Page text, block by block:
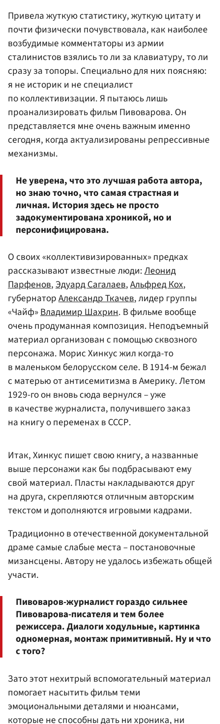
Привела жуткую статистику, жуткую цитату и
почти физически почувствовала, как наиболее
возбудимые комментаторы из армии
сталинистов взялись то ли за клавиатуру, то ли
сразу за топоры. Специально для них поясняю:
я не историк и не специалист
по коллективизации. Я пытаюсь лишь
проанализировать фильм Пивоварова. Он
представляется мне очень важным именно
сегодня, когда актуализированы репрессивные
механизмы.
Не уверена, что это лучшая работа автора,
но знаю точно, что самая страстная и
личная. История здесь не просто
задокументирована хроникой, но и
персонифицирована.
О своих «коллективизированных» предках
рассказывают известные люди:Леонид
Парфенов,Эдуард Сагалаев,Альфред Кох,
губернаторАлександр Ткачев, лидер группы
«Чайф»Владимир Шахрин. В фильме вообще
очень продуманная композиция. Неподъемный
материал организован с помощью сквозного
персонажа. Морис Хинкус жил когда-то
в маленьком белорусском селе. В 1914-м бежал
с матерью от антисемитизма в Америку. Летом
1929-го он вновь сюда вернулся – уже
в качестве журналиста, получившего заказ
на книгу о переменах в СССР.
Итак, Хинкус пишет свою книгу, а названные
выше персонажи как бы подбрасывают ему
свой материал. Пласты накладываются друг
на друга, скрепляются отличным авторским
текстом и дополняются игровыми кадрами.
Традиционно в отечественной документальной
драме самые слабые места – постановочные
мизансцены. Автору не удалось избежать общей
участи.
Пивоваров-журналист гораздо сильнее
Пивоварова-писателя и тем более
режиссера. Диалоги ходульные, картинка
одномерная, монтаж примитивный. Ну и что
с того?
Зато этот нехитрый вспомогательный материал
помогает насытить фильм теми
эмоциональными деталями и нюансами,
которые не способны дать ни хроника, ни